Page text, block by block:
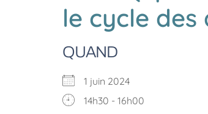
le cycle des
QUAND
1 juin 2024
14h30 - 16h00